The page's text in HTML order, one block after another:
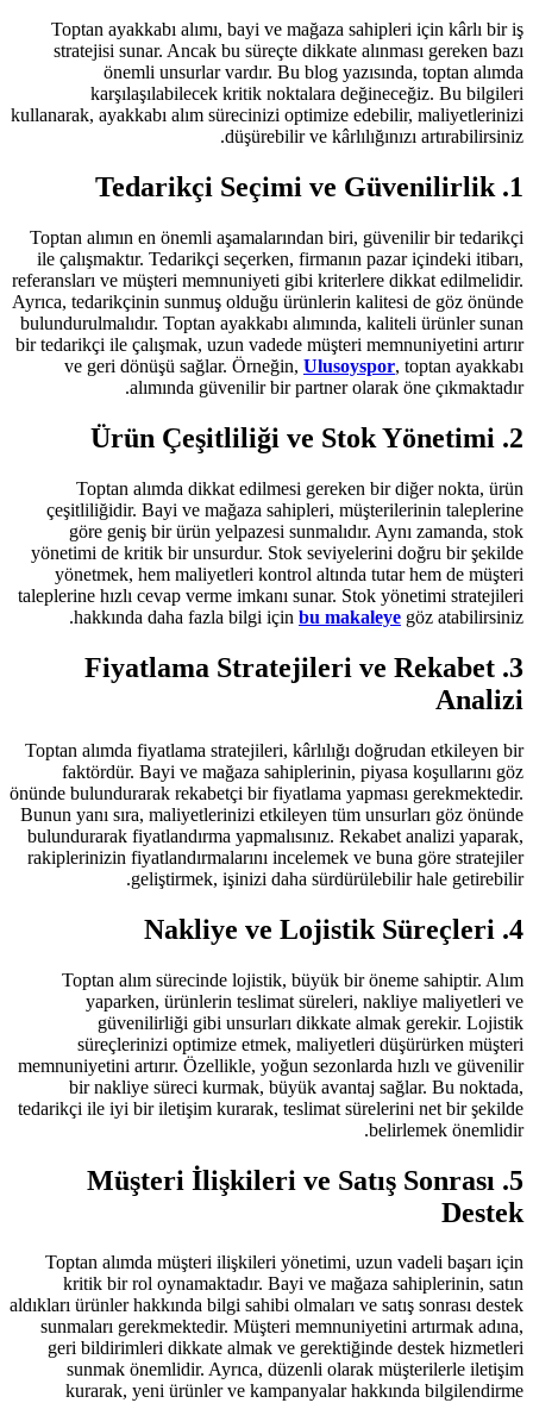
Toptan ayakkabı alımı, bayi ve
stratejisi sunar. Ancak bu
önemli unsurlar vardır.
karşılaşılabilecek kritik
kullanarak, ayakkabı alım sürecinizi
Toptan alımın en önemli
ile çalışmaktır. Tedarikçi
referansları ve müşteri memnuniyeti
Ayrıca, tedarikçinin sunmuş olduğu
bulundurulmalıdır. Toptan ayakkabı
bir tedarikçi ile çalışmak, uzun
ve geri dönüşü sağlar.
alımında güvenilir bir
Toptan alımda dikkat
çeşitliliğidir. Bayi ve mağaza
göre geniş bir ürün yelpazesi
yönetimi de kritik bir unsurdur.
yönetmek, hem maliyetleri
taleplerine hızlı cevap verme
hakkında daha fazla bilgi için
3. Fiyatlama
Toptan alımda fiyatlama stratejileri,
faktördür. Bayi ve mağaza
önünde bulundurarak rekabetçi bir
Bunun yanı sıra, maliyetlerinizi
bulundurarak fiyatlandırma
rakiplerinizin fiyatlandırmalarını
geliştirmek, işinizi
Toptan alım sürecinde lojistik,
yaparken, ürünlerin
güvenilirliği gibi
süreçlerinizi optimize
memnuniyetini artırır. Özellikle,
bir nakliye süreci kurmak,
tedarikçi ile iyi bir iletişim kurarak,
5. Müşteri İlişkileri
Toptan alımda müşteri ilişkileri
kritik bir rol oynamaktadır.
aldıkları ürünler hakkında bilgi sahibi
sunmaları gerekmektedir. Müşteri
geri bildirimleri dikkate almak
sunmak önemlidir. Ayrıca,
kurarak, yeni ürünler ve